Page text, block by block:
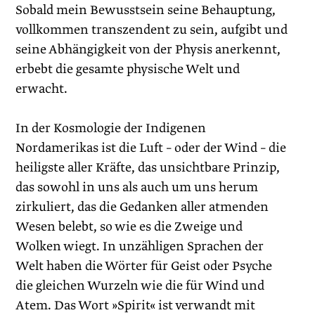
Sobald mein Bewusstsein seine Behauptung,
vollkommen transzendent zu sein, aufgibt und
seine Abhängigkeit von der Physis anerkennt,
erbebt die gesamte physische Welt und
erwacht.
In der Kosmologie der Indigenen
Nordamerikas ist die Luft – oder der Wind – die
heiligste aller Kräfte, das unsichtbare Prinzip,
das sowohl in uns als auch um uns her­um
zirkuliert, das die Gedanken aller atmenden
Wesen belebt, so wie es die Zweige und
Wolken wiegt. In unzähligen Sprachen der
Welt haben die Wörter für Geist oder Psyche
die gleichen Wurzeln wie die für Wind und
Atem. Das Wort »Spirit« ist verwandt mit